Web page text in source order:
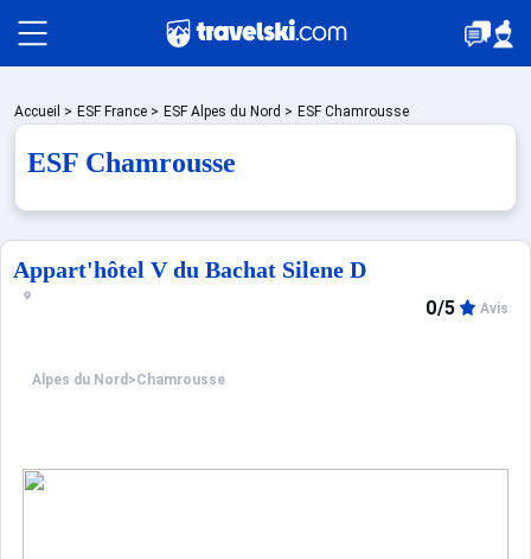
Packages
Hébergements
Bons plans
Accueil > ESF France > ESF Alpes du Nord > ESF Chamrousse
ESF Chamrousse
Appart'hôtel V du Bachat Silene D
Alpes du Nord >Chamrousse
0/5 Avis